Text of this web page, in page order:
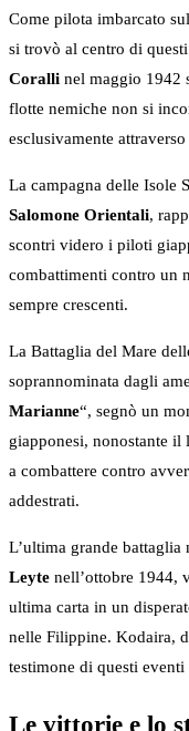
Come pilota imbarcato
si trovò al centro di
Coralli nel maggio 1942
flotte nemiche non si
esclusivamente
La campagna delle Isole
Salomone Orientali,
scontri videro i piloti
combattimenti contro un
sempre crescenti.
La Battaglia del Mare
soprannominata dagli
Marianne“, segnò un
giapponesi, nonostante
a combattere contro
addestrati.
L’ultima grande
Leyte nell’ottobre 1944,
ultima carta in un
nelle Filippine. Kodaira,
testimone di questi eventi
Le vittorie e lo